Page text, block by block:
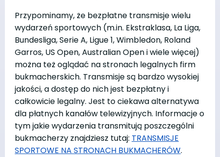
Przypominamy, że bezpłatne transmisje wielu
wydarzeń sportowych (m.in. Ekstraklasa, La Liga,
Bundesliga, Serie A, Ligue 1, Wimbledon, Roland
Garros, US Open, Australian Open i wiele więcej)
można też oglądać na stronach legalnych firm
bukmacherskich. Transmisje są bardzo wysokiej
jakości, a dostęp do nich jest bezpłatny i
całkowicie legalny. Jest to ciekawa alternatywa
dla płatnych kanałów telewizyjnych. Informacje o
tym jakie wydarzenia transmitują poszczególni
bukmacherzy znajdziesz tutaj: TRANSMISJE
SPORTOWE NA STRONACH BUKMACHERÓW.